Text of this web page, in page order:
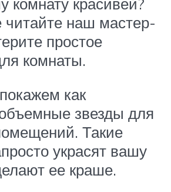
читайте наш мастер-
простое
комнаты.
как
звезды для
Такие
украсят вашу
ее краше.